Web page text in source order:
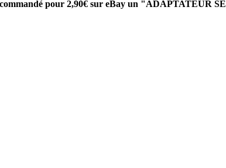
pour 2,90€ sur eBay un "ADAPTATEUR